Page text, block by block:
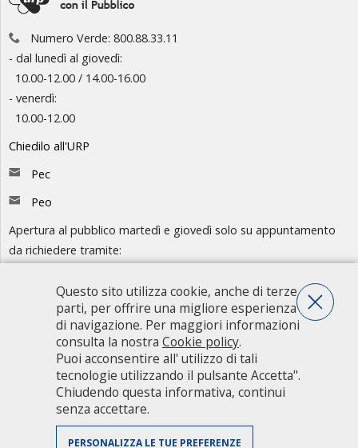
Numero Verde: 800.88.33.11
- dal lunedì al giovedì:
10.00-12.00 / 14.00-16.00
- venerdì:
10.00-12.00
Chiedilo all'URP
Pec
Peo
Apertura al pubblico martedì e giovedì solo su appuntamento
da richiedere tramite:
- Numero Verde: 800.88.33.11
Consulta l'organigramma
Accedi agli atti
Guida pratica ai servizi e alla modulistica
Città metropolitana di Milano - Via Vivaio, 1 - 20122 Milano - centralino
02 7740.1 |PEC - Posta Elettronica Certificata|PEO - Posta
Questo sito utilizza cookie, anche di terze
parti, per offrire una migliore esperienza
di navigazione. Per maggiori informazioni
consulta la nostra Cookie policy.
Puoi acconsentire all' utilizzo di tali
tecnologie utilizzando il pulsante Accetta".
Chiudendo questa informativa, continui
senza accettare.
PERSONALIZZA LE TUE PREFERENZE